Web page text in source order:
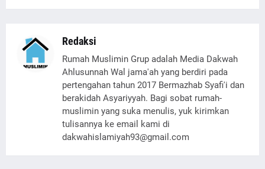
Redaksi
Rumah Muslimin Grup adalah Media Dakwah
Ahlusunnah Wal jama'ah yang berdiri pada
pertengahan tahun 2017 Bermazhab Syafi'i dan
berakidah Asyariyyah. Bagi sobat rumah-
muslimin yang suka menulis, yuk kirimkan
tulisannya ke email kami di
dakwahislamiyah93@gmail.com